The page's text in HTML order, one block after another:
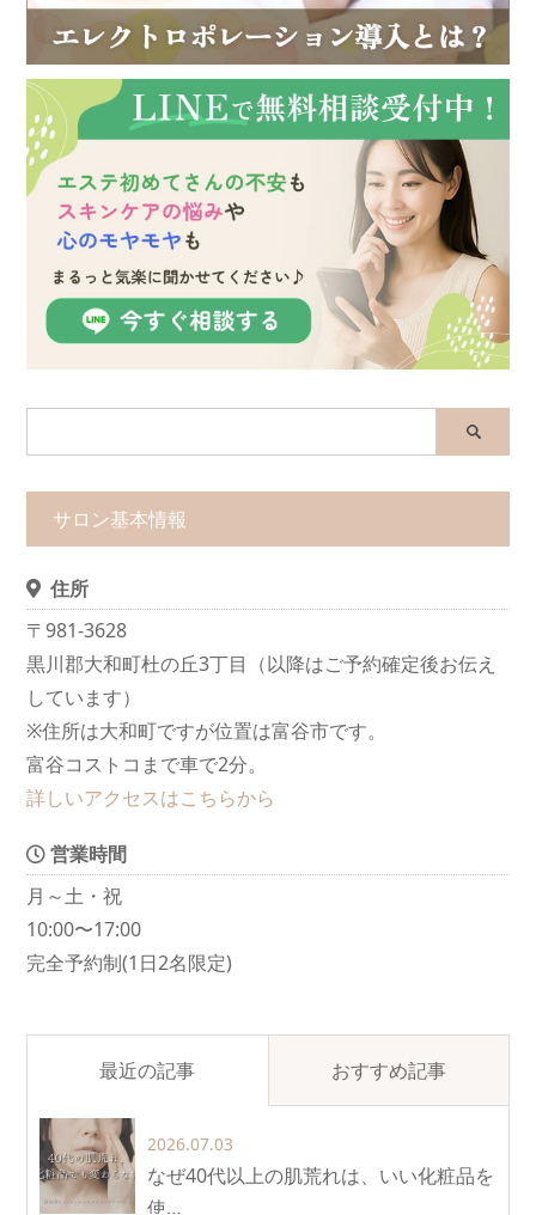
サロン基本情報
住所
〒981-3628
黒川郡大和町杜の丘3丁目（以降はご予約確定後お伝え
しています）
※住所は大和町ですが位置は富谷市です。
富谷コストコまで車で2分。
詳しいアクセスはこちらから
営業時間
月～土・祝
10:00〜17:00
完全予約制(1日2名限定)
最近の記事 おすすめ記事
2026.07.03
なぜ40代以上の肌荒れは、いい化粧品を
使…